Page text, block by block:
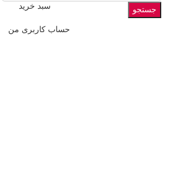
جستجو سبد خرید
حساب کاربری من